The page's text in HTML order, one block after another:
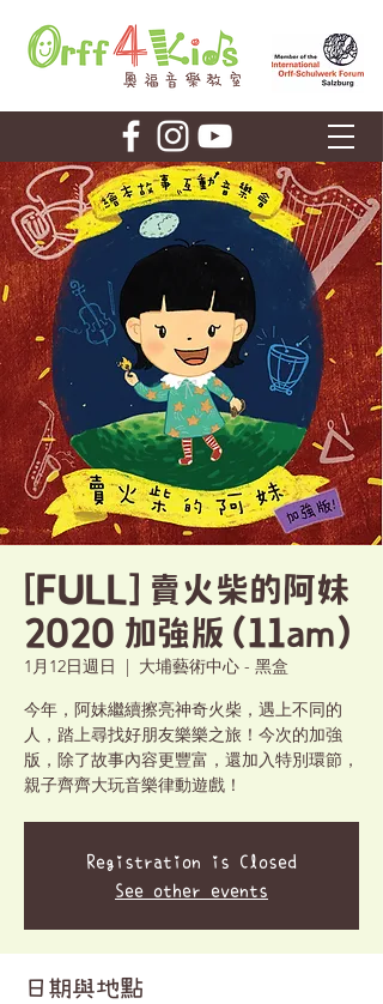
[FULL] 賣火柴的阿妹
2020 加強版 (11am)
1月12日週日
  |
大埔藝術中心 - 黑盒
今年，阿妹繼續擦亮神奇火柴，遇上不同的
人，踏上尋找好朋友樂樂之旅！今次的加強
版，除了故事內容更豐富，還加入特別環節，
親子齊齊大玩音樂律動遊戲！
Registration is Closed
See other events
日期與地點